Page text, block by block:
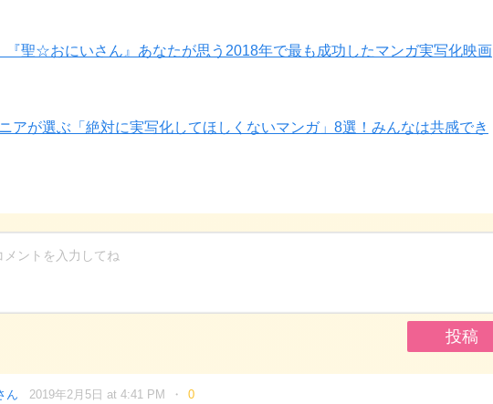
『聖☆おにいさん』あなたが思う2018年で最も成功したマンガ実写化映画
アが選ぶ「絶対に実写化してほしくないマンガ」8選！みんなは共感でき
ん 2019年2月5日 at 4:41 PM 0